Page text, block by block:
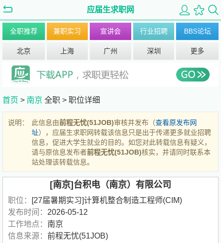
应届生求职网
全职推荐 兼职实习 宣讲会 行业招聘 BBS论坛
北京 上海 广州 深圳 更多
首页 > 南京 全职 > 职位详细
说明： 此信息由前程无忧(51JOB)审核并发布（查看原发布网
址），应届生求职网转载该信息只是出于传递更多就业招聘
信息，促进大学生就业的目的。如您对此转载信息有疑义，
请与原信息发布者前程无忧(51JOB)核实，并请同时联系本
站处理该转载信息。
[南京]台积电（南京）有限公司
职位：
[27届暑期实习]计算机整合制造工程师(CIM)
发布时间： 2026-05-12
工作地点： 南京
信息来源： 前程无忧(51JOB)